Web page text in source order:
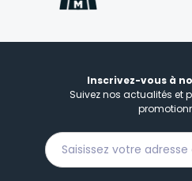
Inscrivez-vous à
Suivez nos actualités et